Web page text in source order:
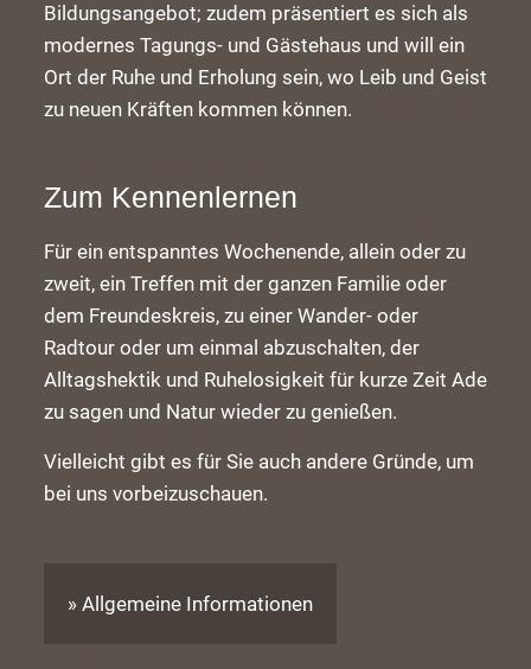
Bildungsangebot; zudem präsentiert es sich als
modernes Tagungs- und Gästehaus und will ein
Ort der Ruhe und Erholung sein, wo Leib und Geist
zu neuen Kräften kommen können.
Zum Kennenlernen
Für ein entspanntes Wochenende, allein oder zu
zweit, ein Treffen mit der ganzen Familie oder
dem Freundeskreis, zu einer Wander- oder
Radtour oder um einmal abzuschalten, der
Alltagshektik und Ruhelosigkeit für kurze Zeit Ade
zu sagen und Natur wieder zu genießen.
Vielleicht gibt es für Sie auch andere Gründe, um
bei uns vorbeizuschauen.
» Allgemeine Informationen